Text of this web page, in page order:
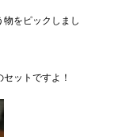
をピックしまし
ットですよ！